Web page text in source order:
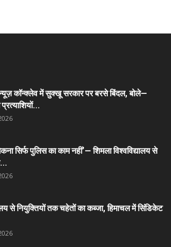
कॉन्क्लेव में सुक्खू सरकार पर बरसे बिंदल, बोले—
सिर्फ पुलिस का काम नहीं’— शिमला विश्वविद्यालय से
से नियुक्तियों तक चहेतों का कब्जा, हिमाचल में सिंडिकेट